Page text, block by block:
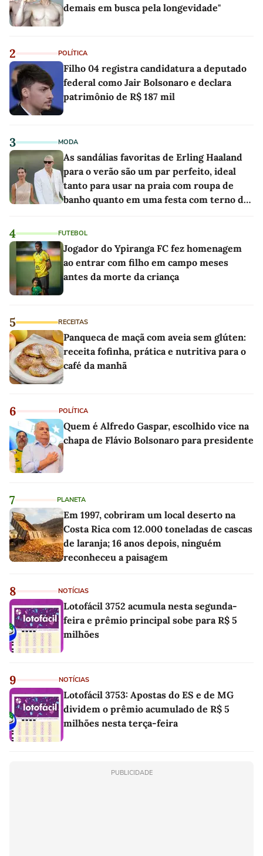
demais em busca pela longevidade"
2 POLÍTICA
Filho 04 registra candidatura a deputado
federal como Jair Bolsonaro e declara
patrimônio de R$ 187 mil
3 MODA
As sandálias favoritas de Erling Haaland
para o verão são um par perfeito, ideal
tanto para usar na praia com roupa de
banho quanto em uma festa com terno de
4 FUTEBOL
Jogador do Ypiranga FC fez homenagem
ao entrar com filho em campo meses
antes da morte da criança
5 RECEITAS
Panqueca de maçã com aveia sem glúten:
receita fofinha, prática e nutritiva para o
café da manhã
6 POLÍTICA
Quem é Alfredo Gaspar, escolhido vice na
chapa de Flávio Bolsonaro para presidente
7 PLANETA
Em 1997, cobriram um local deserto na
Costa Rica com 12.000 toneladas de cascas
de laranja; 16 anos depois, ninguém
reconheceu a paisagem
8 NOTÍCIAS
Lotofácil 3752 acumula nesta segunda-
feira e prêmio principal sobe para R$ 5
milhões
9 NOTÍCIAS
Lotofácil 3753: Apostas do ES e de MG
dividem o prêmio acumulado de R$ 5
milhões nesta terça-feira
PUBLICIDADE